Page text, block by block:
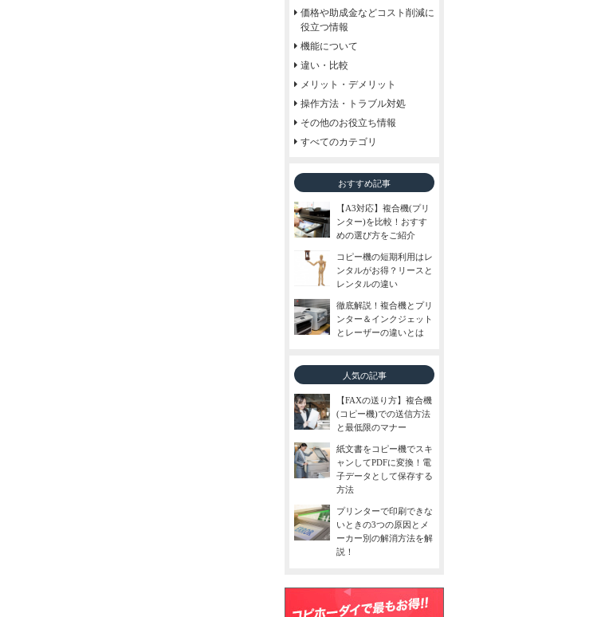
価格や助成金などコスト削減に
役立つ情報
機能について
違い・比較
メリット・デメリット
操作方法・トラブル対処
その他のお役立ち情報
すべてのカテゴリ
おすすめ記事
【A3対応】複合機(プリ
ンター)を比較！おすす
めの選び方をご紹介
コピー機の短期利用はレ
ンタルがお得？リースと
レンタルの違い
徹底解説！複合機とプリ
ンター＆インクジェット
とレーザーの違いとは
人気の記事
【FAXの送り方】複合機
(コピー機)での送信方法
と最低限のマナー
紙文書をコピー機でスキ
ャンしてPDFに変換！電
子データとして保存する
方法
プリンターで印刷できな
いときの3つの原因とメ
ーカー別の解消方法を解
説！